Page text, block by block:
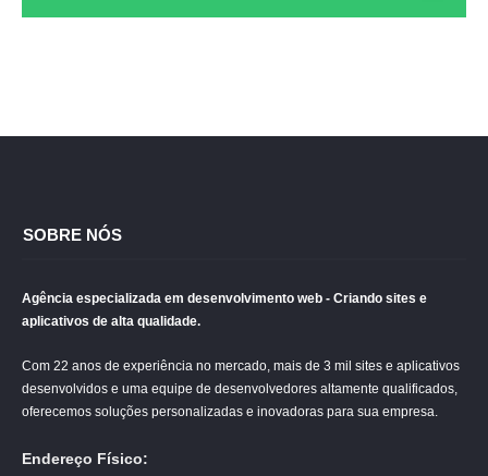
SOBRE NÓS
Agência especializada em desenvolvimento web - Criando sites e
aplicativos de alta qualidade.
Com 22 anos de experiência no mercado, mais de 3 mil sites e aplicativos
desenvolvidos e uma equipe de desenvolvedores altamente qualificados,
oferecemos soluções personalizadas e inovadoras para sua empresa.
Endereço Físico: